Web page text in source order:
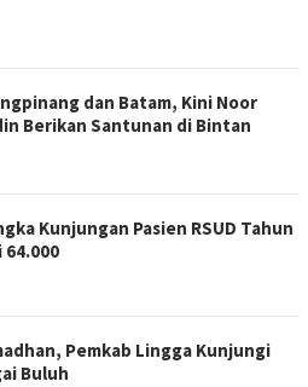
dan Batam, Kini Noor
Berikan Santunan di Bintan
Kunjungan Pasien RSUD Tahun
64.000
Pemkab Lingga Kunjungi
Buluh